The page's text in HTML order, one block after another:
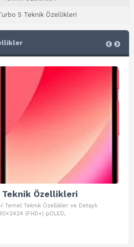
5 Teknik Özellikleri
Teknik Özellikleri
Temel Teknik Özellikler ve Detaylı
(FHD+) pOLED,